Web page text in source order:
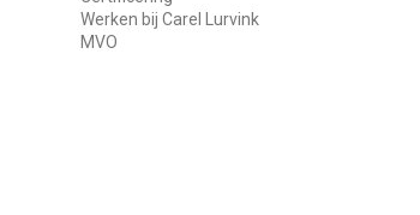
Werken bij Carel Lurvink
MVO